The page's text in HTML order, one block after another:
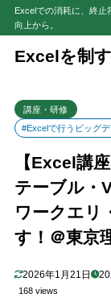
Excelでの消耗に、終
向上から。
Excelを制
講座・研修
#Excelで行うビッグ
【Excel講
テーブル・
ワークエリ
す！＠東京
2026年1月21日
168 views
目次
1.1 受講者の声
1.2 概要
1.3 講座スケ
1.4 お申込み
2 Excelで行う
2.1 受講者の声
2.3